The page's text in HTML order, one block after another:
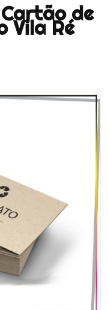
de
Vila Ré